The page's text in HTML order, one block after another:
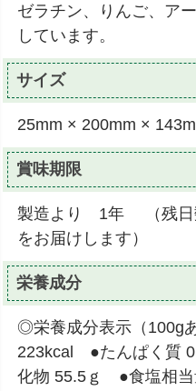
ゼラチン、りんご、ア
しています。
サイズ
25mm × 200mm ×
賞味期限
製造より 1年 （残日
をお届けします）
栄養成分
◎栄養成分表示（100g
223kcal ●たんぱく質
化物 55.5ｇ ●食塩相当